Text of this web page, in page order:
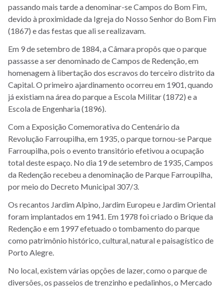
passando mais tarde a denominar-se Campos do Bom Fim,
devido à proximidade da Igreja do Nosso Senhor do Bom Fim
(1867) e das festas que ali se realizavam.
Em 9 de setembro de 1884, a Câmara propôs que o parque
passasse a ser denominado de Campos de Redenção, em
homenagem à libertação dos escravos do terceiro distrito da
Capital. O primeiro ajardinamento ocorreu em 1901, quando
já existiam na área do parque a Escola Militar (1872) e a
Escola de Engenharia (1896).
Com a Exposição Comemorativa do Centenário da
Revolução Farroupilha, em 1935, o parque tornou-se Parque
Farroupilha, pois o evento transitório efetivou a ocupação
total deste espaço. No dia 19 de setembro de 1935, Campos
da Redenção recebeu a denominação de Parque Farroupilha,
por meio do Decreto Municipal 307/3.
Os recantos Jardim Alpino, Jardim Europeu e Jardim Oriental
foram implantados em 1941. Em 1978 foi criado o Brique da
Redenção e em 1997 efetuado o tombamento do parque
como patrimônio histórico, cultural, natural e paisagístico de
Porto Alegre.
No local, existem várias opções de lazer, como o parque de
diversões, os passeios de trenzinho e pedalinhos, o Mercado